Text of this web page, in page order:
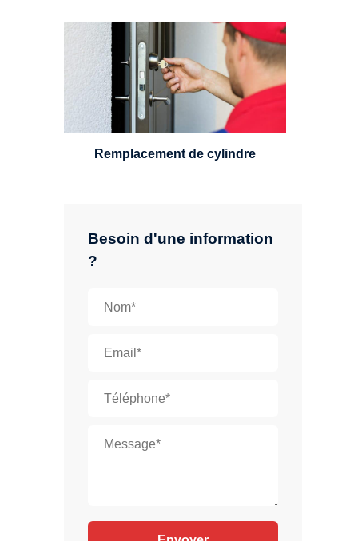
Besoin d'une information
?
Un serrurier sera en mesure de
choisir et remplacer un cylindre
standard, à 5 leviers ou à 3
leviers, Mul-T-Lock ou encore
multipoints.
Remplacement de cylindre